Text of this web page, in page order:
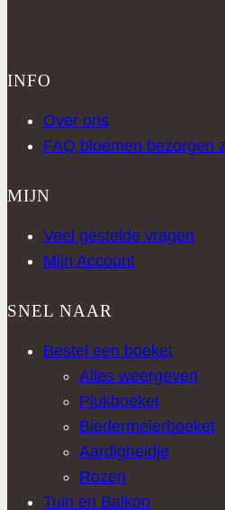
INFO
Over ons
FAQ bloemen bezorgen
MIJN
Veel gestelde vragen
Mijn Account
SNEL NAAR
Bestel een boeket
Alles weergeven
Plukboeket
Biedermeierboeket
Aardigheidje
Rozen
Tuin en Balkon